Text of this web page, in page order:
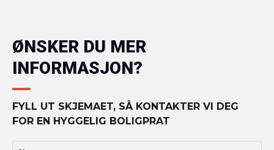
ØNSKER DU MER
INFORMASJON?
FYLL UT SKJEMAET, SÅ KONTAKTER VI DEG
FOR EN HYGGELIG BOLIGPRAT